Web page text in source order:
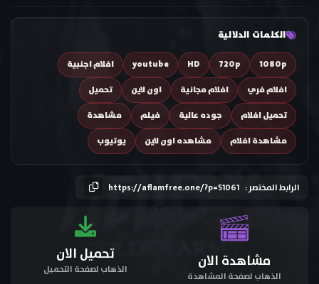
الكلمات الدلالية
1080p
720p
HD
youtube
افلام اجنبية
افلام فري
افلام مجانية اون لاين
تحميل
تحميل افلام
جوده عالية فيلم
مشاهدة
مشاهدة افلام
مشاهده اون لاين يوتيوب
الرابط المختصر : https://aflamfree.one/?p=51061
مشاهدة الان
الذهاب لصفحة المشاهدة
تحميل الان
الذهاب لصفحة التحميل